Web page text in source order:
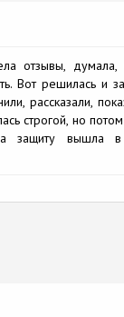
отзывы,
Вот решилась и
рассказали,
строгой, но
защиту вышла